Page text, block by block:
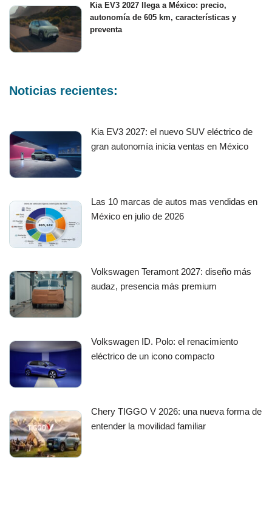
Kia EV3 2027 llega a México: precio,
autonomía de 605 km, características y
preventa
Noticias recientes:
Kia EV3 2027: el nuevo SUV eléctrico de
gran autonomía inicia ventas en México
Las 10 marcas de autos mas vendidas en
México en julio de 2026
Volkswagen Teramont 2027: diseño más
audaz, presencia más premium
Volkswagen ID. Polo: el renacimiento
eléctrico de un icono compacto
Chery TIGGO V 2026: una nueva forma de
entender la movilidad familiar